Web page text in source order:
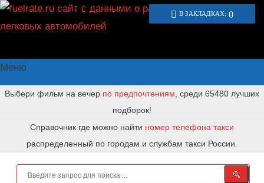
В ЗАКЛАДКАХ: 0
Меню
Выбери фильм на вечер по предпочтениям , среди 65480 лучших
подборок!
Справочник где можно найти номер телефона такси
распределенный по городам и службам такси России.